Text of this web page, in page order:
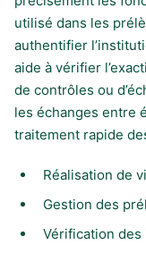
utilisé dans les
authentifier
aide à vérifier
de contrôles ou
les échanges entre
traitement rapide
Réalisation de
Gestion des
Vérification